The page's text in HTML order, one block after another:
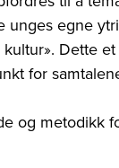
unges egne
Dette
for
og metodikk